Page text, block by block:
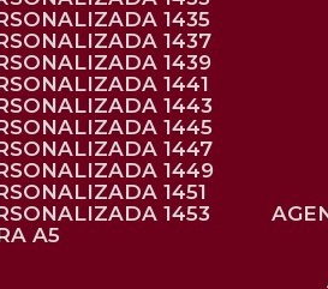
1435
1437
1439
1441
1443
1445
1447
1449
1451
1453
A5